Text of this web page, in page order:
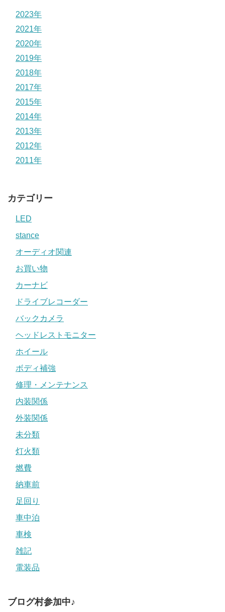
2023年
2021年
2020年
2019年
2018年
2017年
2015年
2014年
2013年
2012年
2011年
カテゴリー
LED
stance
オーディオ関連
お買い物
カーナビ
ドライブレコーダー
バックカメラ
ヘッドレストモニター
ホイール
ボディ補強
修理・メンテナンス
内装関係
外装関係
未分類
灯火類
燃費
納車前
足回り
車中泊
車検
雑記
電装品
ブログ村参加中♪